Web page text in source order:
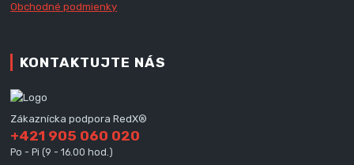
Obchodné podmienky
KONTAKTUJTE NÁS
Zákaznícka podpora RedX®
+421 905 060 020
Po - Pi (9 - 16.00 hod.)